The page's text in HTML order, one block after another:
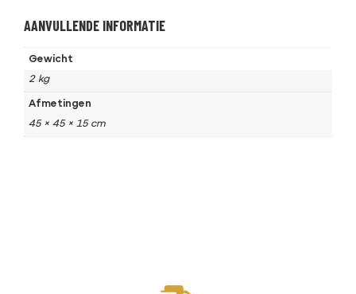
AANVULLENDE INFORMATIE
Gewicht
2 kg
Afmetingen
45 × 45 × 15 cm